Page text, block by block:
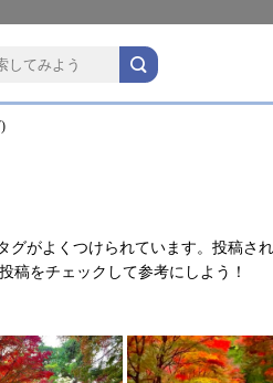
グがよくつけられています。投稿され
稿をチェックして参考にしよう！